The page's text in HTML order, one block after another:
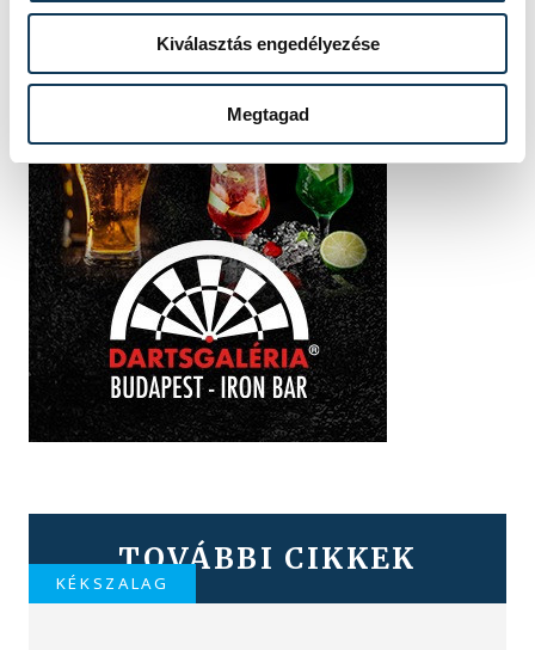
Kiválasztás engedélyezése
Megtagad
TOVÁBBI CIKKEK
KÉKSZALAG